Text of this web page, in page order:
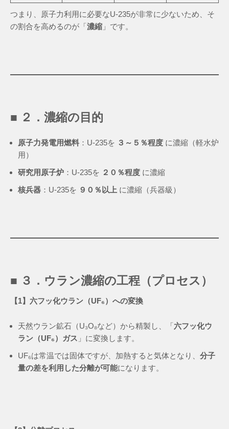
つまり、原子力利用に必要なU-235が非常に少ないため、そ
の割合を高めるのが「濃縮 」です。
■ ２．濃縮の目的
原子力発電用燃料 ：U-235を ３～５％程度 に濃縮（軽水炉
用）
研究用原子炉 ：U-235を ２０％程度 に濃縮
核兵器 ：U-235を ９０％以上 に濃縮（兵器級）
■ ３．ウラン濃縮の工程（プロセス）
【1】六フッ化ウラン（UF₆）への変換
天然ウラン鉱石（U₃O₈など）から精製し、「六フッ化ウ
ラン（UF₆）ガス 」に変換します。
UF₆は常温では固体ですが、加熱すると気体となり、 分子
量の差を利用した分離が可能になります。